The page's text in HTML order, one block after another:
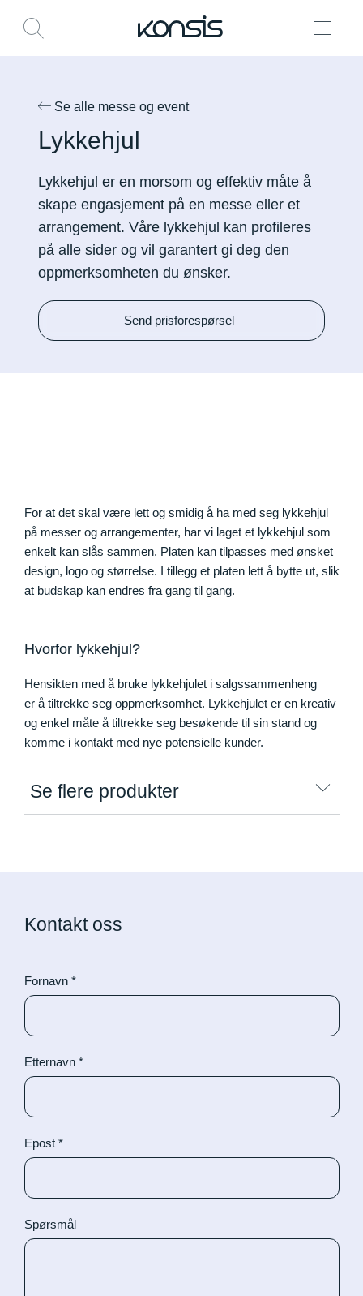
Aktuelt Logg inn
Se alle messe og event
Lykkehjul
Lykkehjul er en morsom og effektiv måte å
skape engasjement på en messe eller et
arrangement. Våre lykkehjul kan profileres
på alle sider og vil garantert gi deg den
oppmerksomheten du ønsker.
Send prisforespørsel
For at det skal være lett og smidig å ha med seg lykkehjul
på messer og arrangementer, har vi laget et lykkehjul som
enkelt kan slås sammen. Platen kan tilpasses med ønsket
design, logo og størrelse. I tillegg et platen lett å bytte ut, slik
at budskap kan endres fra gang til gang.
Hvorfor lykkehjul?
Hensikten med å bruke lykkehjulet i salgssammenheng
er å tiltrekke seg oppmerksomhet. Lykkehjulet er en kreativ
og enkel måte å tiltrekke seg besøkende til sin stand og
komme i kontakt med nye potensielle kunder.
Se flere produkter
Gulvstativ/TV stand
Oppblåsbart eventmateriell
Promomøbler
Kontakt oss
Fornavn *
Etternavn *
Epost *
Spørsmål